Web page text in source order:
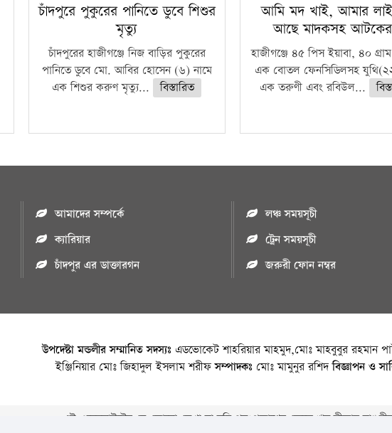
চাঁদপুরে পুকুরের পানিতে ডুবে শিশুর
মৃত্যু
চাঁদপুরের হাজীগঞ্জে নিজ বাড়ির পুকুরের
পানিতে ডুবে মো. আবির হোসেন (৬) নামে
এক শিশুর করুণ মৃত্যু...
বিস্তারিত
আমি মদ খাই, আমার
আছে মাদকসহ
হাজীগঞ্জে ৪৫ পিস ইয়াবা, ৪০
এক বোতল ফেনসিডিলসহ
এক তরুণী এবং রবিউল...
আমাদের সম্পর্কে
ক্যারিয়ার
চাঁদপুর এর ডাক্তারগন
লঞ্চ সময়সূচী
ট্রেন সময়সূচী
জরুরী ফোন নম্বর
উপদেষ্টা মন্ডলীর সম্মানিত সদস্যঃ এডভোকেট শাহরিয়ার মাহমুদ,মোঃ মাহবুবুর রহমান
ইঞ্জিনিয়ার মোঃ জিহাদুল ইসলাম শরীফসম্পাদকঃ মোঃ মামুনুর রশিদবিজ্ঞাপন ও
এই ওয়েবসাইটের যে কোনো লেখা বা ছবি পুনঃপ্রকাশের ক্ষেত্রে ঋন স্বীকার বাঞ্চনীয়